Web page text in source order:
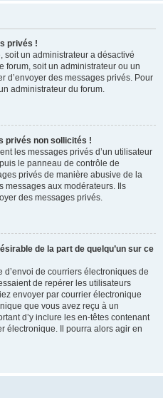
privés !
soit un administrateur a désactivé
forum, soit un administrateur ou un
d’envoyer des messages privés. Pour
administrateur du forum.
privés non sollicités !
les messages privés d’un utilisateur
le panneau de contrôle de
privés de manière abusive de la
messages aux modérateurs. Ils
des messages privés.
de la part de quelqu’un sur ce
d’envoi de courriers électroniques de
de repérer les utilisateurs
envoyer par courrier électronique
que vous avez reçu à un
d’y inclure les en-têtes contenant
électronique. Il pourra alors agir en